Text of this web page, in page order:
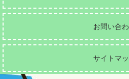
お問い合
サイトマ